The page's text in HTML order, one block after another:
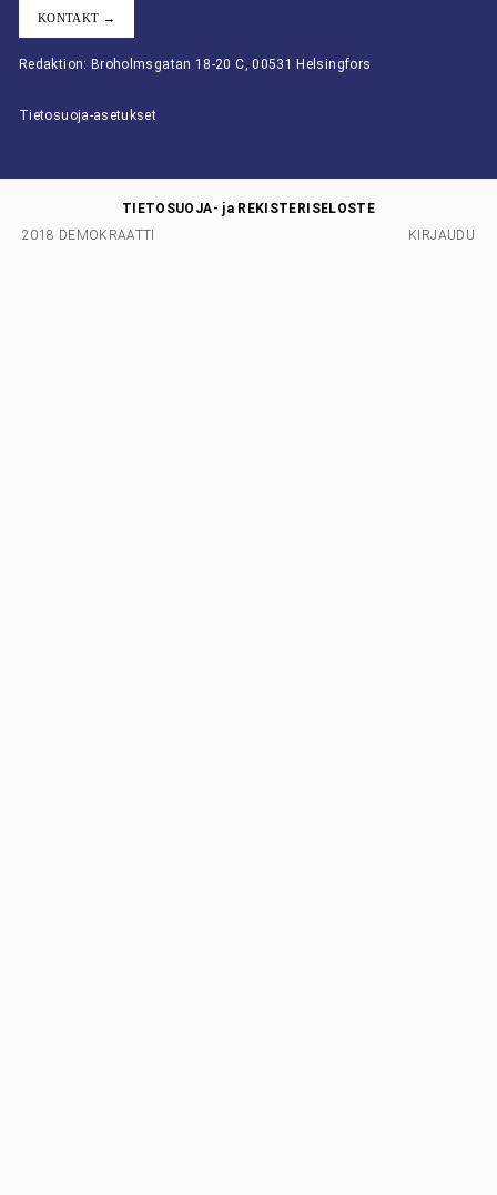
KONTAKT →
Redaktion: Broholmsgatan 18-20 C, 00531 Helsingfors
Tietosuoja-asetukset
2018 DEMOKRAATTI
TIETOSUOJA- ja REKISTERISELOSTE
KIRJAUDU